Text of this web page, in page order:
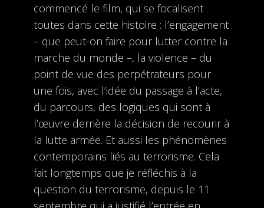
commencé le film, qui se focalisent
toutes dans cette histoire : l’engagement
– que peut-on faire pour lutter contre la
marche du monde –, la violence – du
point de vue des perpétrateurs pour
une fois, avec l’idée du passage à l’acte,
du parcours, des logiques qui sont à
l’œuvre derrière la décision de recourir à
la lutte armée. Et aussi les phénomènes
contemporains liés au terrorisme. Cela
fait longtemps que je réfléchis à la
question du terrorisme, depuis le 11